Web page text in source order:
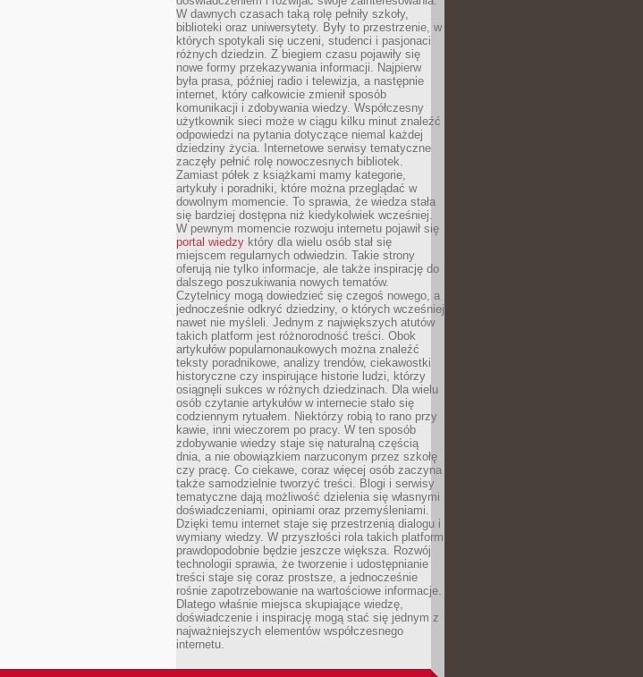
W dawnych czasach taką rolę pełniły szkoły,
biblioteki oraz uniwersytety. Były to przestrzenie, w
których spotykali się uczeni, studenci i pasjonaci
różnych dziedzin. Z biegiem czasu pojawiły się
nowe formy przekazywania informacji. Najpierw
była prasa, później radio i telewizja, a następnie
internet, który całkowicie zmienił sposób
komunikacji i zdobywania wiedzy. Współczesny
użytkownik sieci może w ciągu kilku minut znaleźć
odpowiedzi na pytania dotyczące niemal każdej
dziedziny życia. Internetowe serwisy tematyczne
zaczęły pełnić rolę nowoczesnych bibliotek.
Zamiast półek z książkami mamy kategorie,
artykuły i poradniki, które można przeglądać w
dowolnym momencie. To sprawia, że wiedza stała
się bardziej dostępna niż kiedykolwiek wcześniej.
W pewnym momencie rozwoju internetu pojawił się
portal wiedzy który dla wielu osób stał się
miejscem regularnych odwiedzin. Takie strony
oferują nie tylko informacje, ale także inspirację do
dalszego poszukiwania nowych tematów.
Czytelnicy mogą dowiedzieć się czegoś nowego, a
jednocześnie odkryć dziedziny, o których wcześniej
nawet nie myśleli. Jednym z największych atutów
takich platform jest różnorodność treści. Obok
artykułów popularnonaukowych można znaleźć
teksty poradnikowe, analizy trendów, ciekawostki
historyczne czy inspirujące historie ludzi, którzy
osiągnęli sukces w różnych dziedzinach. Dla wielu
osób czytanie artykułów w internecie stało się
codziennym rytuałem. Niektórzy robią to rano przy
kawie, inni wieczorem po pracy. W ten sposób
zdobywanie wiedzy staje się naturalną częścią
dnia, a nie obowiązkiem narzuconym przez szkołę
czy pracę. Co ciekawe, coraz więcej osób zaczyna
także samodzielnie tworzyć treści. Blogi i serwisy
tematyczne dają możliwość dzielenia się własnymi
doświadczeniami, opiniami oraz przemyśleniami.
Dzięki temu internet staje się przestrzenią dialogu i
wymiany wiedzy. W przyszłości rola takich platform
prawdopodobnie będzie jeszcze większa. Rozwój
technologii sprawia, że tworzenie i udostępnianie
treści staje się coraz prostsze, a jednocześnie
rośnie zapotrzebowanie na wartościowe informacje.
Dlatego właśnie miejsca skupiające wiedzę,
doświadczenie i inspirację mogą stać się jednym z
najważniejszych elementów współczesnego
internetu.